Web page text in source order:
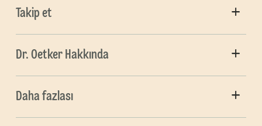
Takip et
Dr. Oetker Hakkında
Daha fazlası